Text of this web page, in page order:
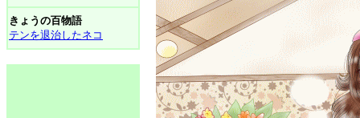
きょうの百物語
テンを退治したネコ